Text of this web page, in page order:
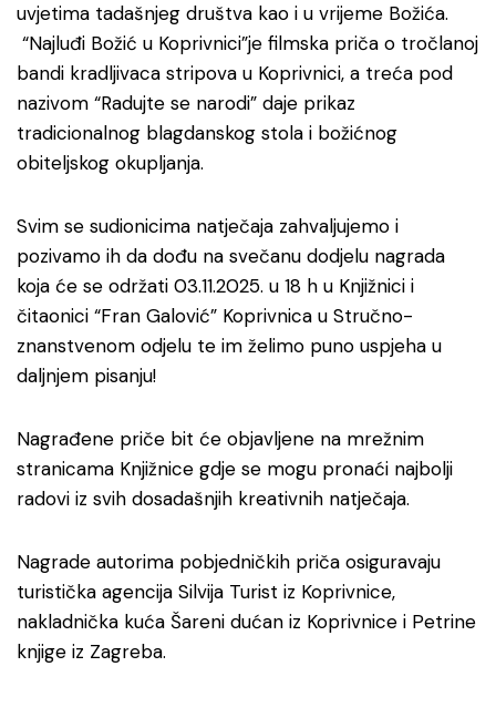
uvjetima tadašnjeg društva kao i u vrijeme Božića.
“Najluđi Božić u Koprivnici”je filmska priča o tročlanoj
bandi kradljivaca stripova u Koprivnici, a treća pod
nazivom “Radujte se narodi” daje prikaz
tradicionalnog blagdanskog stola i božićnog
obiteljskog okupljanja.
Svim se sudionicima natječaja zahvaljujemo i
pozivamo ih da dođu na svečanu dodjelu nagrada
koja će se održati 03.11.2025. u 18 h u Knjižnici i
čitaonici “Fran Galović” Koprivnica u Stručno-
znanstvenom odjelu te im želimo puno uspjeha u
daljnjem pisanju!
Nagrađene priče bit će objavljene na mrežnim
stranicama Knjižnice gdje se mogu pronaći najbolji
radovi iz svih dosadašnjih kreativnih natječaja.
Nagrade autorima pobjedničkih priča osiguravaju
turistička agencija Silvija Turist iz Koprivnice,
nakladnička kuća Šareni dućan iz Koprivnice i Petrine
knjige iz Zagreba.